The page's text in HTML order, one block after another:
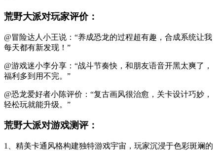
荒野大派对玩家评价：
@冒险达人小王说：“养成恐龙的过程超有趣，合成系统让我
每天都有新发现！”
@游戏迷小李分享：“战斗节奏快，和朋友语音开黑太爽了，
福利多到用不完。”
@恐龙爱好者小陈评价：“复古画风很治愈，关卡设计巧妙，
轻松玩就能升级。”
荒野大派对游戏测评：
1、精美卡通风格构建独特游戏宇宙，玩家沉浸于色彩斑斓的